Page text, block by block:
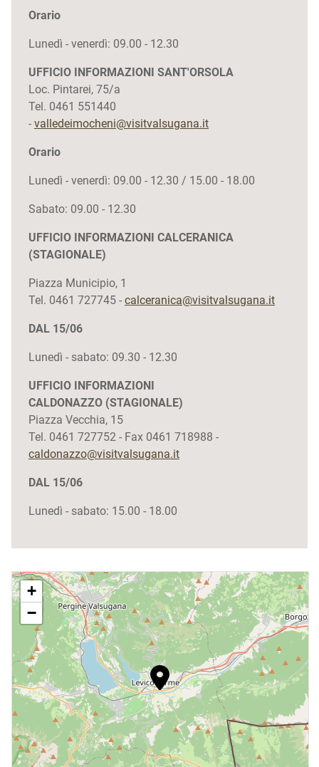
Orario
Lunedì - venerdì: 09.00 - 12.30
UFFICIO INFORMAZIONI SANT'ORSOLA
Loc. Pintarei, 75/a
Tel. 0461 551440
- valledeimocheni@visitvalsugana.it
Orario
Lunedì - venerdì: 09.00 - 12.30 / 15.00 - 18.00
Sabato: 09.00 - 12.30
UFFICIO INFORMAZIONI CALCERANICA
(STAGIONALE)
Piazza Municipio, 1
Tel. 0461 727745 - calceranica@visitvalsugana.it
DAL 15/06
Lunedì - sabato: 09.30 - 12.30
UFFICIO INFORMAZIONI
CALDONAZZO (STAGIONALE)
Piazza Vecchia, 15
Tel. 0461 727752 - Fax 0461 718988 -
caldonazzo@visitvalsugana.it
DAL 15/06
Lunedì - sabato: 15.00 - 18.00
+
−